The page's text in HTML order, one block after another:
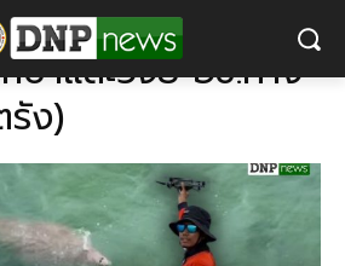
ทางทะเล ที่ 3 (ตรัง)
าและวิจัย อช.ทาง
ง)